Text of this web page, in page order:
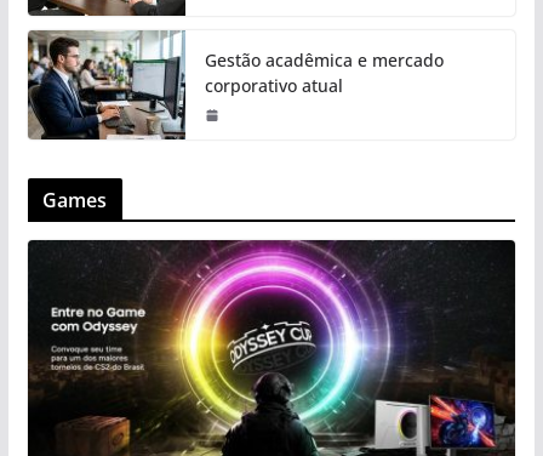
Gestão acadêmica e mercado
corporativo atual
Games